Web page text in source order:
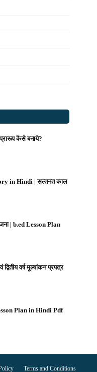
कैसे बनाये?
in Hindi | सल्तनत काल
| b.ed Lesson Plan
वर्ष मूल्यांकन प्रपत्र
Plan in Hindi Pdf
Terms and Conditions